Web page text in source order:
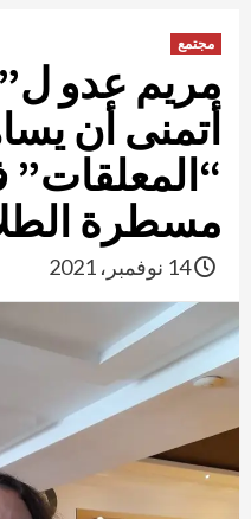
مجتمع
مريم عدو
أتمنى أن
مسطرة
14 نوفمبر، 2021